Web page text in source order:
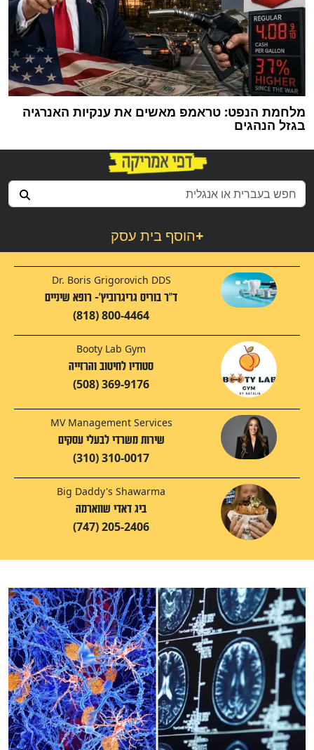
מלחמת הנפט: טראמפ מאשים את ענקיות האנרגיה
בגזל הנהגים
הוסף בית עסק+
Dr. Boris Grigorovich DDS
ד"ר בוריס גריגרוביץ'- רופא שיניים
(818) 800-4464
Booty Lab Gym
סטודיו לחיטוב והרזייה
(508) 369-9176
MV Management Services
שירות משרדי לבעלי עסקים
(310) 310-0017
Big Daddy's Shawarma
ביג דאדי שווארמה
(747) 205-2406